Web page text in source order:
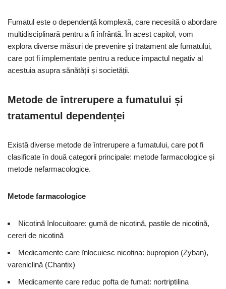
Fumatul este o dependență komplexă, care necesită o abordare
multidisciplinară pentru a fi înfrântă. În acest capitol, vom
explora diverse măsuri de prevenire și tratament ale fumatului,
care pot fi implementate pentru a reduce impactul negativ al
acestuia asupra sănătății și societății.
Metode de întrerupere a fumatului și
tratamentul dependenței
Există diverse metode de întrerupere a fumatului, care pot fi
clasificate în două categorii principale: metode farmacologice și
metode nefarmacologice.
Metode farmacologice
Nicotină înlocuitoare: gumă de nicotină, pastile de nicotină,
cereri de nicotină
Medicamente care înlocuiesc nicotina: bupropion (Zyban),
vareniclină (Chantix)
Medicamente care reduc pofta de fumat: nortriptilina